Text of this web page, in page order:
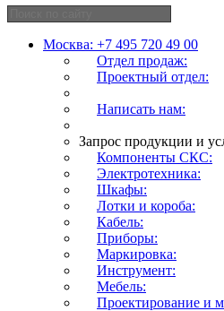
Москва: +7 495 720 49 00
Отдел продаж:
Проектный отдел:
Написать нам:
Запрос продукции и
Компоненты СКС:
Электротехника:
Шкафы:
Лотки и короба:
Кабель:
Приборы:
Маркировка:
Инструмент:
Мебель:
Проектирование и